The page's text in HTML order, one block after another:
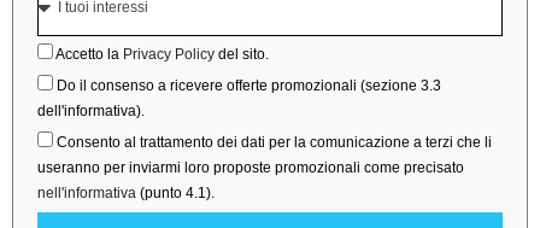
Accetto la Privacy Policy del sito.
Do il consenso a ricevere offerte promozionali (sezione 3.3
dell'informativa).
Consento al trattamento dei dati per la comunicazione a terzi che li
useranno per inviarmi loro proposte promozionali come precisato
nell'informativa (punto 4.1).